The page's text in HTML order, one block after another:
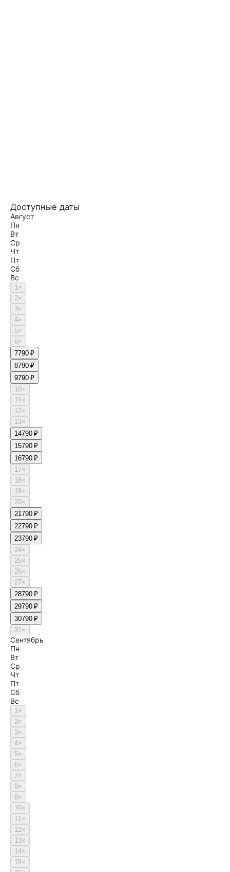
Доступные даты
Август
Пн
Вт
Ср
Чт
Пт
Сб
Вс
1×
2×
3×
4×
5×
6×
7790 ₽
8790 ₽
9790 ₽
10×
11×
12×
13×
14790 ₽
15790 ₽
16790 ₽
17×
18×
19×
20×
21790 ₽
22790 ₽
23790 ₽
24×
25×
26×
27×
28790 ₽
29790 ₽
30790 ₽
31×
Сентябрь
Пн
Вт
Ср
Чт
Пт
Сб
Вс
1×
2×
3×
4×
5×
6×
7×
8×
9×
10×
11×
12×
13×
14×
15×